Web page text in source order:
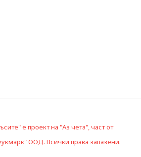
е проект на "Аз чета", част от
ООД. Всички права запазени.